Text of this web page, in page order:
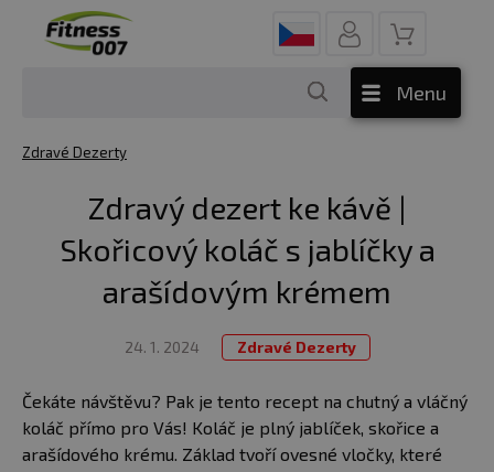
Menu
Zdravé Dezerty
Zdravý dezert ke kávě |
Skořicový koláč s jablíčky a
arašídovým krémem
24. 1. 2024 Zdravé Dezerty
Čekáte návštěvu? Pak je tento recept na chutný a vláčný
koláč přímo pro Vás! Koláč je plný jablíček, skořice a
arašídového krému. Základ tvoří ovesné vločky, které